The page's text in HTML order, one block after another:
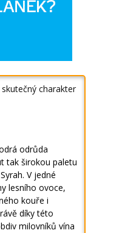
charakter
odrůda
tak širokou paletu
V jedné
lesního ovoce,
kouře i
díky této
milovníků vína